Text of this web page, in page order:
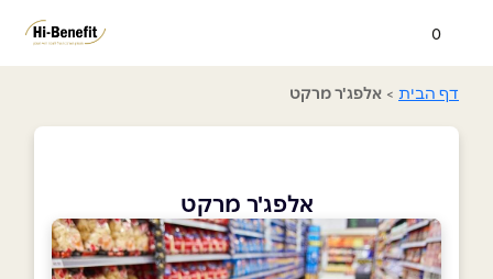
0
דף הבית > אלפג'ר מרקט
אלפג'ר מרקט